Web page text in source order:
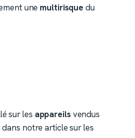
une multirisque du
sur les appareils vendus
notre article sur les